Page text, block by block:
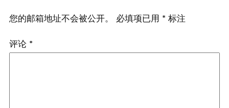
您的邮箱地址不会被公开。 必填项已用 * 标注
评论 *